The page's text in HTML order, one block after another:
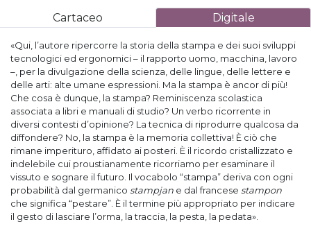
Cartaceo Digitale
«Qui, l’autore ripercorre la storia della stampa e dei suoi sviluppi
tecnologici ed ergonomici – il rapporto uomo, macchina, lavoro
–, per la divulgazione della scienza, delle lingue, delle lettere e
delle arti: alte umane espressioni. Ma la stampa è ancor di più!
Che cosa è dunque, la stampa? Reminiscenza scolastica
associata a libri e manuali di studio? Un verbo ricorrente in
diversi contesti d’opinione? La tecnica di riprodurre qualcosa da
diffondere? No, la stampa è la memoria collettiva! È ciò che
rimane imperituro, affidato ai posteri. È il ricordo cristallizzato e
indelebile cui proustianamente ricorriamo per esaminare il
vissuto e sognare il futuro. Il vocabolo “stampa” deriva con ogni
probabilità dal germanico stampjan e dal francese stampon
che significa “pestare”. È il termine più appropriato per indicare
il gesto di lasciare l’orma, la traccia, la pesta, la pedata».